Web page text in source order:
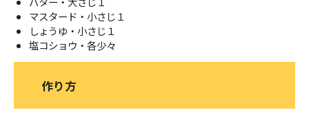
マスタード・小さじ１
しょうゆ・小さじ１
塩コショウ・各少々
作り方